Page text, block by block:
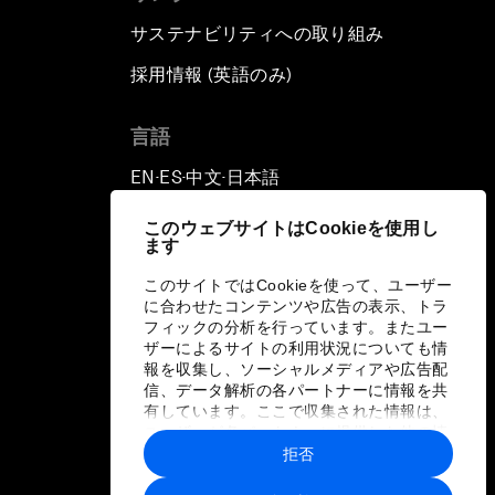
このウェブサイトはCookieを使用し
ます
このサイトではCookieを使って、ユーザー
に合わせたコンテンツや広告の表示、トラ
フィックの分析を行っています。またユー
ザーによるサイトの利用状況についても情
報を収集し、ソーシャルメディアや広告配
信、データ解析の各パートナーに情報を共
有しています。ここで収集された情報は、
ユーザーが各パートナーに提供した他の情
報や各パートナーのサービスを使用した際
に収集された情報と組み合わされ、各パー
拒否
サステナビリティへの取り組み
採用情報 (英語のみ)
言語
EN ▪ ES▪中文▪ 日本語